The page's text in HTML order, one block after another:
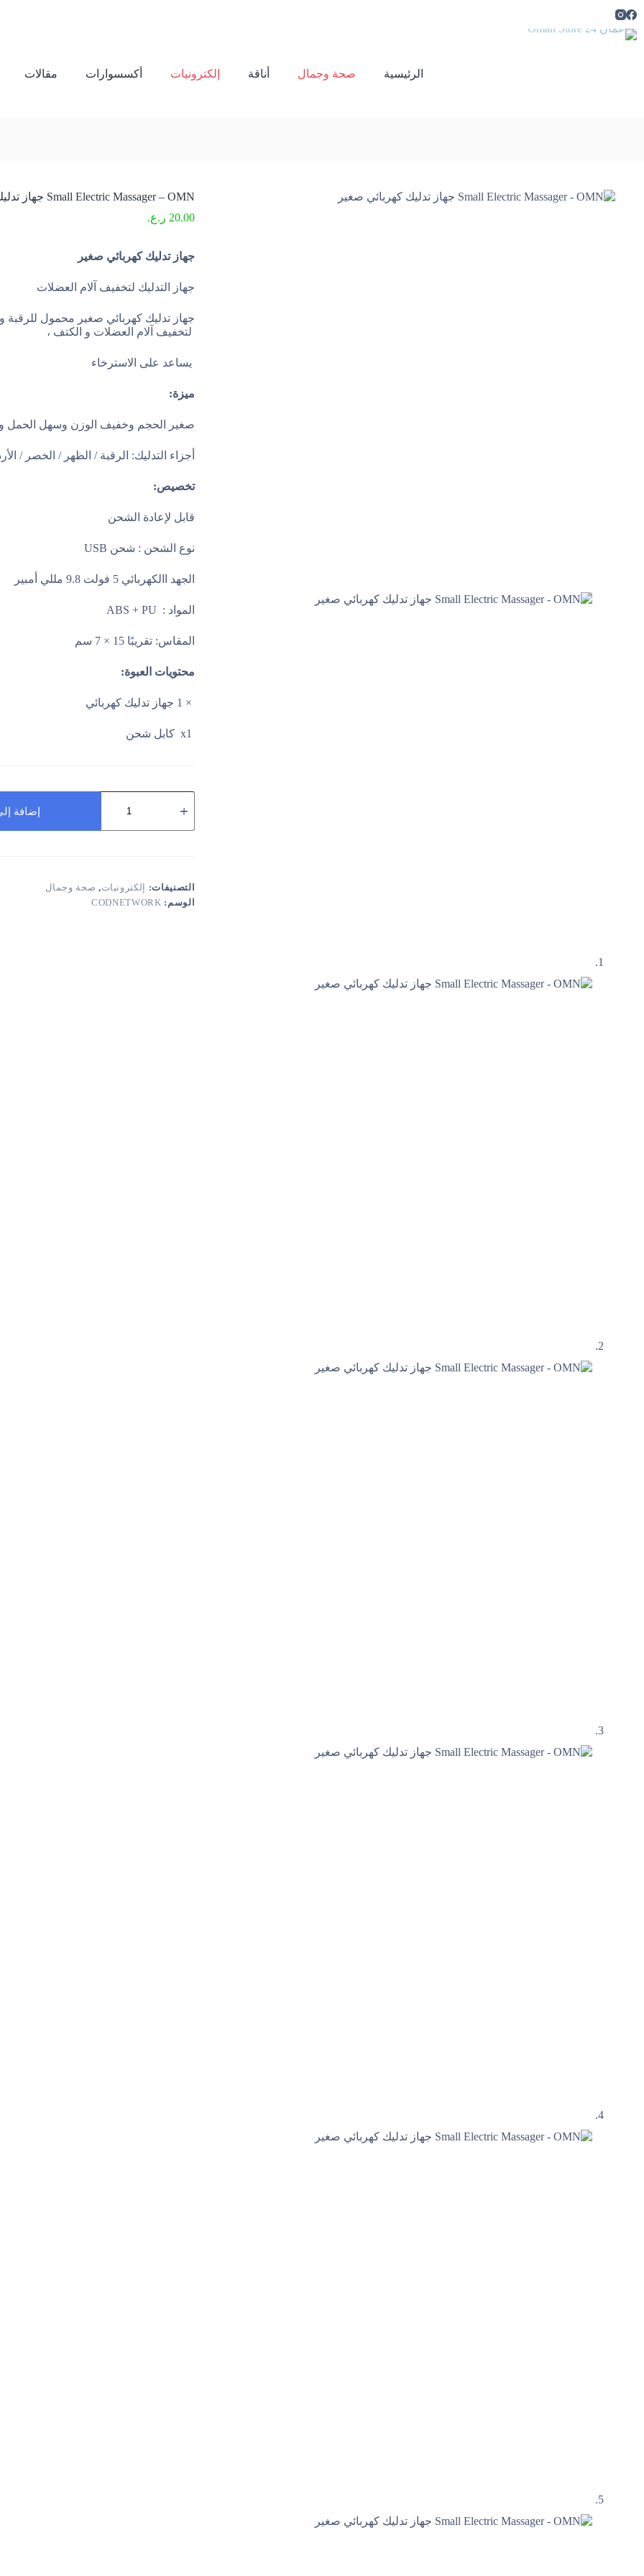
إلى
المحتوى
الرئيسية صحة وجمال أناقة إلكترونيات أكسسوارات مقالات
Small Electric Massager – OMN جهاز تدليك كهربائي صغير
20.00 ر.ع.
جهاز تدليك كهربائي صغير
جهاز التدليك لتخفيف آلام العضلات
جهاز تدليك كهربائي صغير محمول للرقبة
لتخفيف آلام العضلات و الكتف ،
يساعد على الاسترخاء
ميزة:
صغير الحجم وخفيف الوزن وسهل الحمل
أجزاء التدليك: الرقبة / الظهر / الخصر /
تخصيص:
قابل لإعادة الشحن
نوع الشحن : شحن USB
الجهد االكهربائي 5 فولت 9.8 مللي أمبير
المواد ABS + PU :
المقاس: تقريبًا 15 × 7 سم
محتويات العبوة:
1 × جهاز تدليك كهربائي
x1 كابل شحن
Small
Massager
تدليك
كهربائي
صغير
إضافة
التصنيفات: إلكترونيات, صحة وجمال
الوسم: CODNETWORK